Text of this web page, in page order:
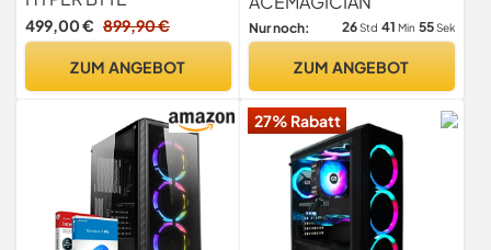
RAM | 1TB SSD Festplatte |
Win 11 Pro | WLAN |
End Office Tower-Pc
499,00 € 899,90 €
ZUM ANGEBOT
512GB M.2 SSD
Nur noch: 26 Std 41 Min 54Sek
ZUM ANGEBOT
27% Rabatt